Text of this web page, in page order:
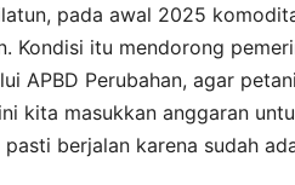
pada awal 2025
Kondisi itu mendorong
APBD Perubahan, agar
kita masukkan anggaran
berjalan karena sudah